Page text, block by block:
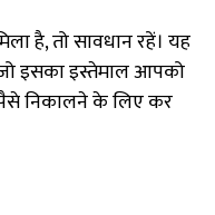
है, तो सावधान रहें। यह
इसका इस्तेमाल आपको
निकालने के लिए कर